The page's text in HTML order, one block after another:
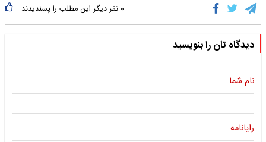
۰ نفر دیگر این مطلب را پسندیدند
دیدگاه تان را بنویسید
نام شما
رایانامه